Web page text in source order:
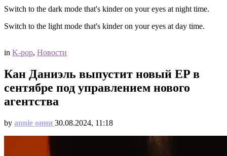
Switch to the dark mode that's kinder on your eyes at night time.
Switch to the light mode that's kinder on your eyes at day time.
in K-pop, Новости
Кан Даниэль выпустит новый EP в
сентябре под управлением нового
агентства
by annie онни 30.08.2024, 11:18